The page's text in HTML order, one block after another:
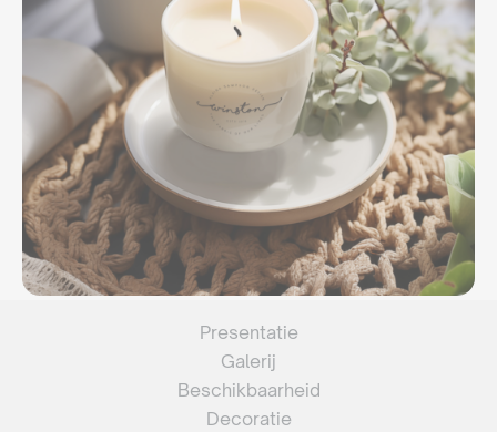
Presentatie
Galerij
Beschikbaarheid
Decoratie